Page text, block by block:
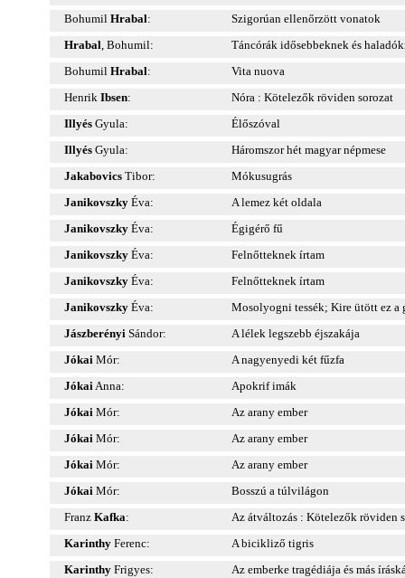
Bohumil Hrabal:
Szigorúan ellenőrzött vonatok
Hrabal, Bohumil:
Táncórák idősebbeknek és
Bohumil Hrabal:
Vita nuova
Henrik Ibsen:
Nóra : Kötelezők röviden sorozat
Illyés Gyula:
Élőszóval
Illyés Gyula:
Háromszor hét magyar népmese
Jakabovics Tibor:
Mókusugrás
Janikovszky Éva:
A lemez két oldala
Janikovszky Éva:
Égigérő fű
Janikovszky Éva:
Felnőtteknek írtam
Janikovszky Éva:
Felnőtteknek írtam
Janikovszky Éva:
Mosolyogni tessék; Kire ütött ez a
Jászberényi Sándor:
A lélek legszebb éjszakája
Jókai Mór:
A nagyenyedi két fűzfa
JókaiAnna:
Apokrif imák
Jókai Mór:
Az arany ember
Jókai Mór:
Az arany ember
Jókai Mór:
Az arany ember
Jókai Mór:
Bosszú a túlvilágon
Franz Kafka:
Az átváltozás : Kötelezők röviden
Karinthy Ferenc:
A bicikliző tigris
Karinthy Frigyes: Az emberke tragédiája és más